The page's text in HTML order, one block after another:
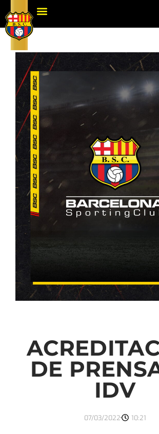
DE
IDV
07/03/2022 10:21